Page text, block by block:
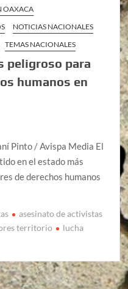
OAXACA
NOTICIAS NACIONALES
TEMAS NACIONALES
peligroso para
humanos en
Pinto / Avispa Media El
en el estado más
de derechos humanos
asesinato de activistas
territorio
lucha